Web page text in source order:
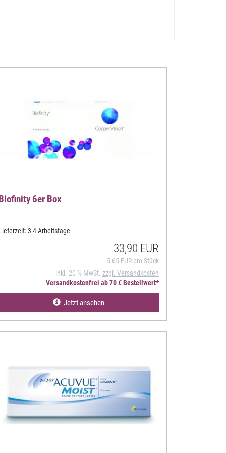
6er Box
3-4 Arbeitstage
33,90 EUR
5,65 EUR pro Stück
inkl. 20 % MwSt. zzgl. Versandkosten
Versandkostenfrei ab 70 € Bestellwert*
Jetzt ansehen